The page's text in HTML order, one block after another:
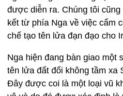
được diễn ra. Chúng tôi
kết từ phía Nga về việc cấm
chế tạo tên lửa đạn đạo cho
Nga hiện đang bàn giao một
tên lửa đất đối không tầm xa
Đây được coi là một loại vũ